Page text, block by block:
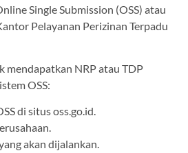
Single Submission (OSS) atau
Pelayanan Perizinan Terpadu
mendapatkan NRP atau TDP
OSS:
di situs oss.go.id.
akan dijalankan.